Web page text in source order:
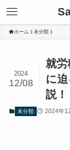
ホーム 未分類
就
に
説！
2024
12/08
未分類 2024年